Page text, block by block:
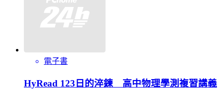
電子書
HyRead 123日的淬鍊 高中物理學測複習講義